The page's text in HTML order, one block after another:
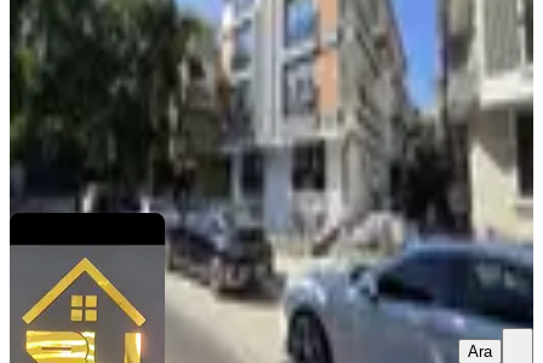
7.000.000 ₺
BARIŞ UZGUR GAYRİMENKUL & DANIŞMANLIKBarış
Uzgur
Ara